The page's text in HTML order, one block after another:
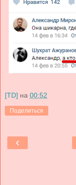
[TD] на 00:52
Поделиться
‹